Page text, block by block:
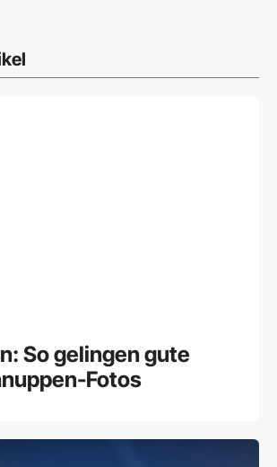
So gelingen gute
Fotos